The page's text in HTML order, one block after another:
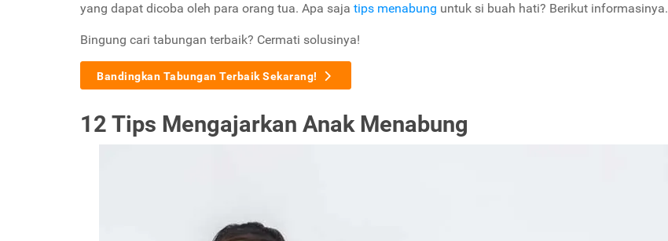
yang dapat dicoba oleh para orang tua. Apa saja tips menabung untuk si buah hati? Berikut informasinya.
Bingung cari tabungan terbaik? Cermati solusinya!
Bandingkan Tabungan Terbaik Sekarang!
12 Tips Mengajarkan Anak Menabung